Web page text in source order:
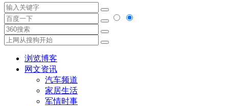
浏览博客
网文资讯
汽车频道
家居生活
军情时事